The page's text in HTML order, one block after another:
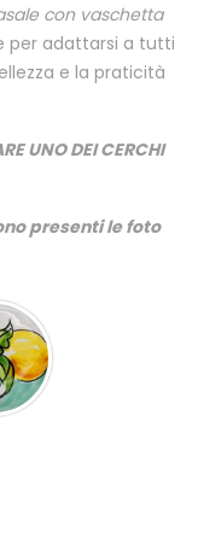
con vaschetta
per adattarsi a tutti
e la praticità
UNO DEI CERCHI
presenti le foto